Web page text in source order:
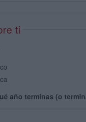
ti
año terminas (o